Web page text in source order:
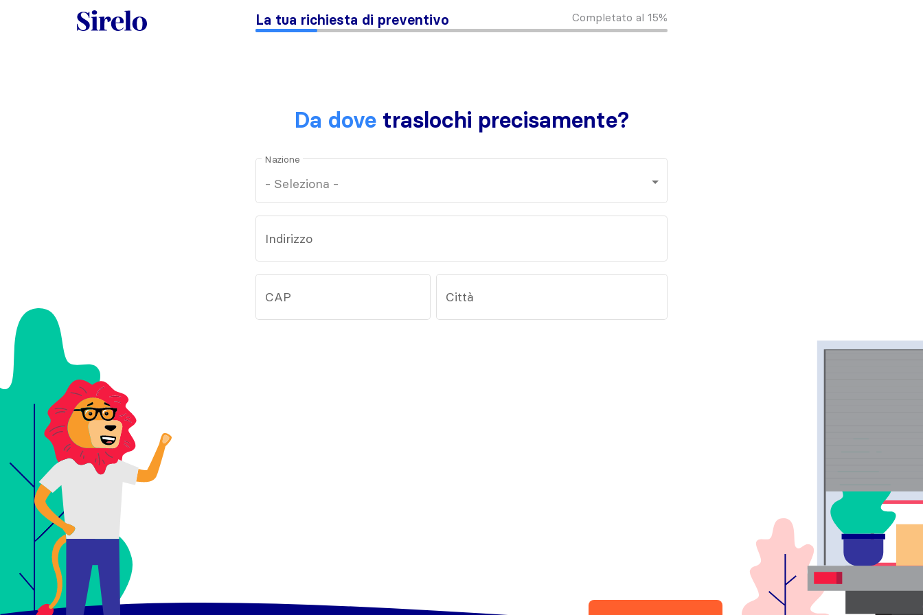
La tua richiesta di preventivo Completato al 15%
Da dove traslochi precisamente?
Nazione
Indirizzo
CAP Città